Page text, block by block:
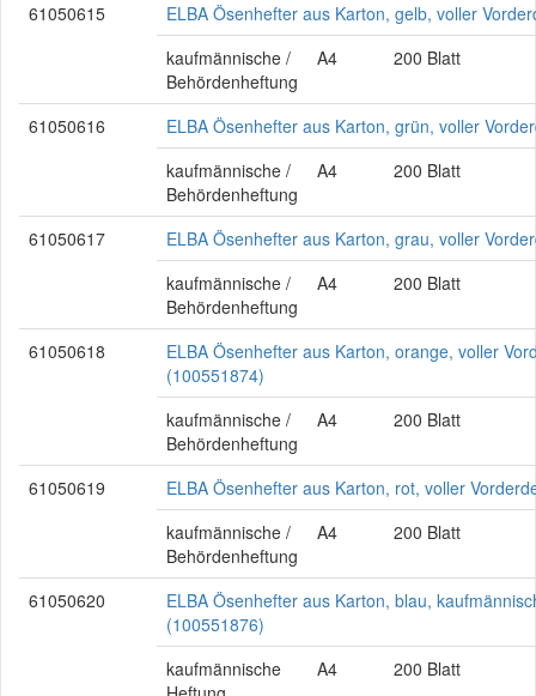
61050615
ELBA Ösenhefter aus Karton, gelb, voller
kaufmännische /
Behördenheftung
A4 200 Blatt
61050616
ELBA Ösenhefter aus Karton, grün, voller
kaufmännische /
Behördenheftung
A4 200 Blatt
61050617
ELBA Ösenhefter aus Karton, grau, voller
kaufmännische /
Behördenheftung
A4 200 Blatt
61050618
ELBA Ösenhefter aus Karton, orange, voller
(100551874)
kaufmännische /
Behördenheftung
A4 200 Blatt
61050619
ELBA Ösenhefter aus Karton, rot, voller
kaufmännische /
Behördenheftung
A4 200 Blatt
61050620
ELBA Ösenhefter aus Karton, blau,
(100551876)
kaufmännische
A4 200 Blatt